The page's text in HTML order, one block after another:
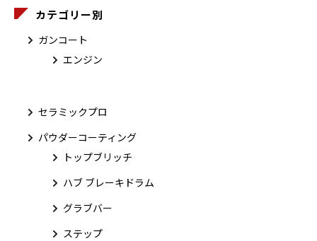
カテゴリー別
ガンコート
エンジン
セラミックプロ
パウダーコーティング
トップブリッチ
ハブ ブレーキドラム
グラブバー
ステップ